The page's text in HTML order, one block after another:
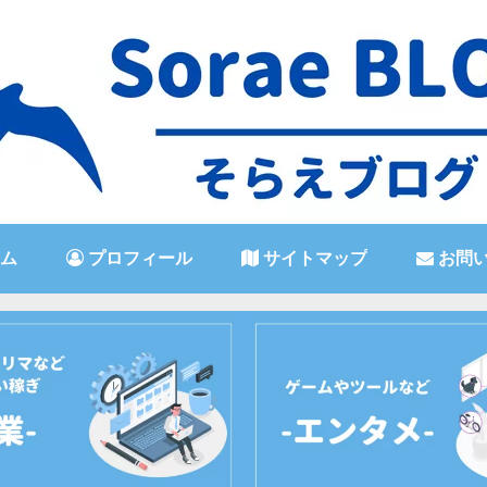
プロフィール サイトマップ お問